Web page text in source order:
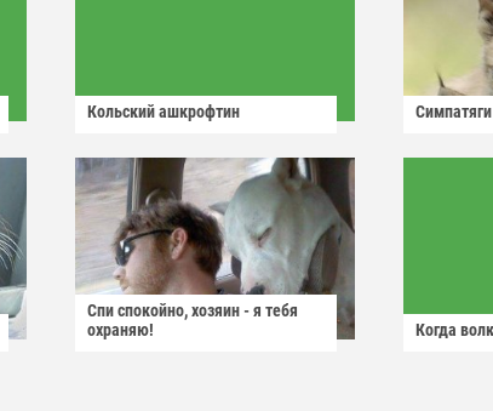
Кольский ашкрофтин Симпатяги
Спи спокойно, хозяин - я тебя
охраняю!
Когда